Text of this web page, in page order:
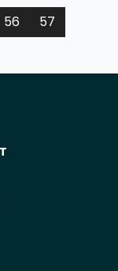
56 57